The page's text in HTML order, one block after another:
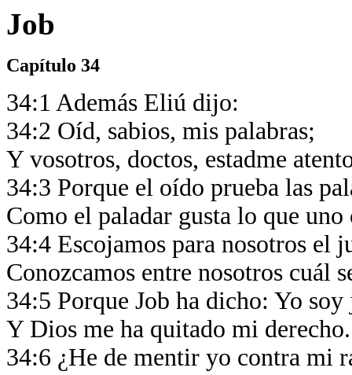
Job
Capítulo 34
34:1 Además Eliú dijo:
34:2 Oíd, sabios, mis palabras;
Y vosotros, doctos, estadme
34:3 Porque el oído prueba las
Como el paladar gusta lo que
34:4 Escojamos para nosotros el
Conozcamos entre nosotros cuál
34:5 Porque Job ha dicho: Yo
Y Dios me ha quitado mi
34:6 ¿He de mentir yo contra mi